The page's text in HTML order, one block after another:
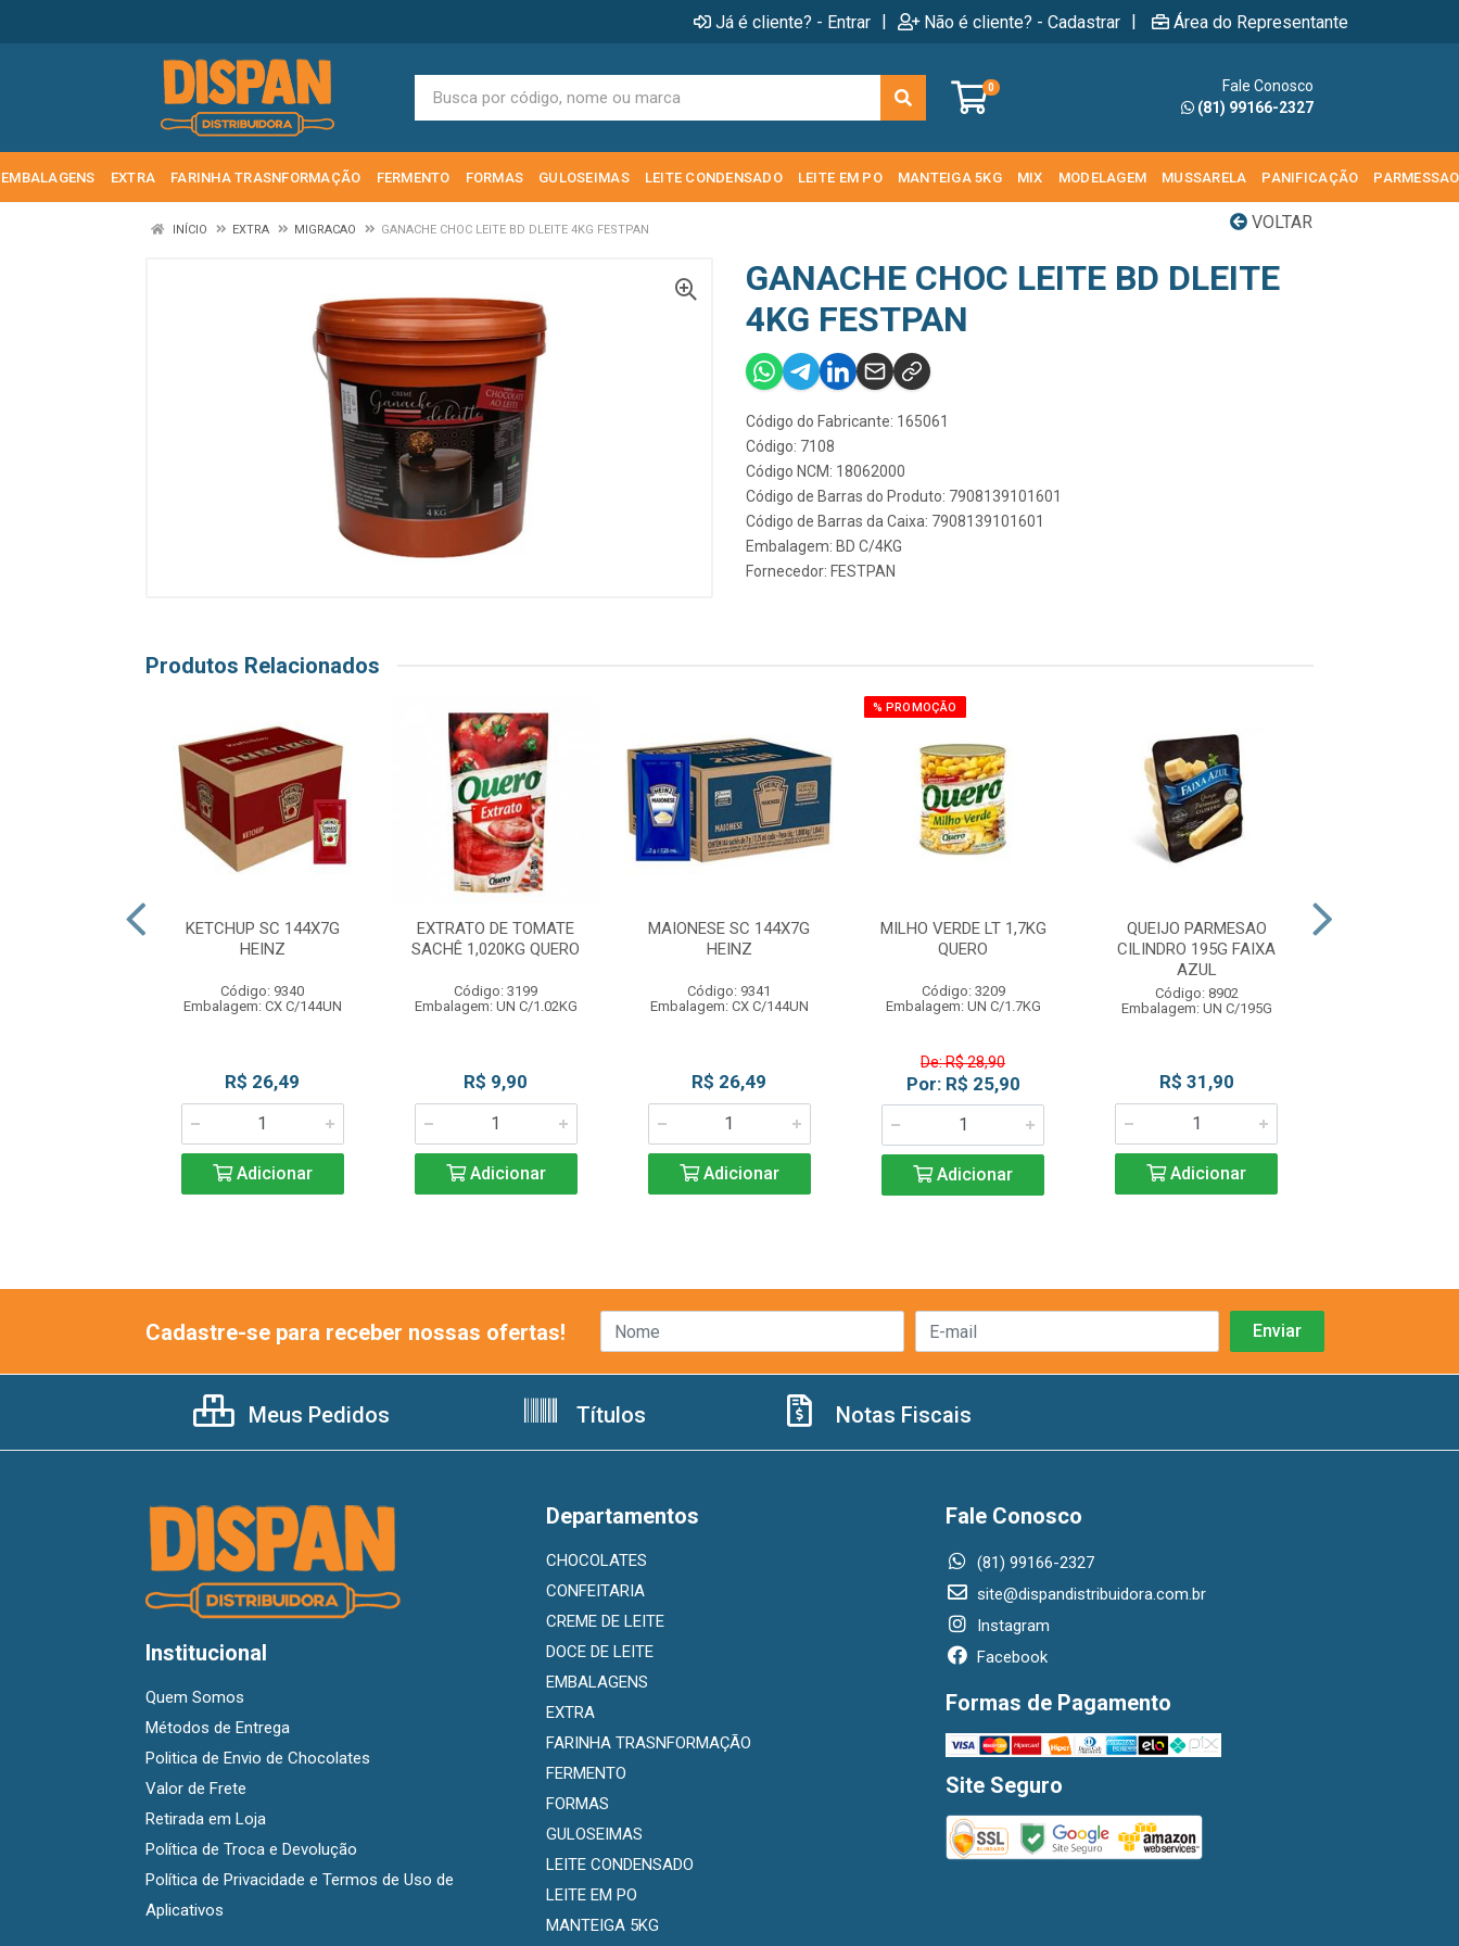
Já é cliente? - Entrar | Não é cliente? - Cadastrar | Área do Representante
0
Fale Conosco
(81) 99166-2327
EMBALAGENS EXTRA FARINHA TRASNFORMAÇÃO FERMENTO FORMAS GULOSEIMAS LEITE CONDENSADO LEITE EM PO MANTEIGA 5KG MIX MODELAGEM MUSSARELA PANIFICAÇÃO PARMESSAO
VOLTAR
INÍCIO EXTRA MIGRACAO GANACHE CHOC LEITE BD DLEITE 4KG FESTPAN
GANACHE CHOC LEITE BD DLEITE
4KG FESTPAN
Código do Fabricante: 165061
Código: 7108
Código NCM: 18062000
Código de Barras do Produto: 7908139101601
Código de Barras da Caixa: 7908139101601
Embalagem: BD C/4KG
Fornecedor: FESTPAN
Produtos Relacionados
KETCHUP SC 144X7G
HEINZ
Código: 9340
Embalagem: CX C/144UN
R$ 26,49
Adicionar
EXTRATO DE TOMATE
SACHÊ 1,020KG QUERO
Código: 3199
Embalagem: UN C/1.02KG
R$ 9,90
Adicionar
MAIONESE SC 144X7G
HEINZ
Código: 9341
Embalagem: CX C/144UN
R$ 26,49
Adicionar
% PROMOÇÃO
MILHO VERDE LT 1,7KG
QUERO
Código: 3209
Embalagem: UN C/1.7KG
De: R$ 28,90
Por: R$ 25,90
Adicionar
QUEIJO PARMESAO
CILINDRO 195G FAIXA
AZUL
Código: 8902
Embalagem: UN C/195G
R$ 31,90
Adicionar
Cadastre-se para receber nossas ofertas!
Meus Pedidos Títulos Notas Fiscais
Institucional
Quem Somos
Métodos de Entrega
Politica de Envio de Chocolates
Valor de Frete
Retirada em Loja
Política de Troca e Devolução
Política de Privacidade e Termos de Uso de
Aplicativos
Departamentos
CHOCOLATES
CONFEITARIA
CREME DE LEITE
DOCE DE LEITE
EMBALAGENS
EXTRA
FARINHA TRASNFORMAÇÃO
FERMENTO
FORMAS
GULOSEIMAS
LEITE CONDENSADO
LEITE EM PO
MANTEIGA 5KG
Fale Conosco
(81) 99166-2327
site@dispandistribuidora.com.br
Instagram
Facebook
Formas de Pagamento
Site Seguro